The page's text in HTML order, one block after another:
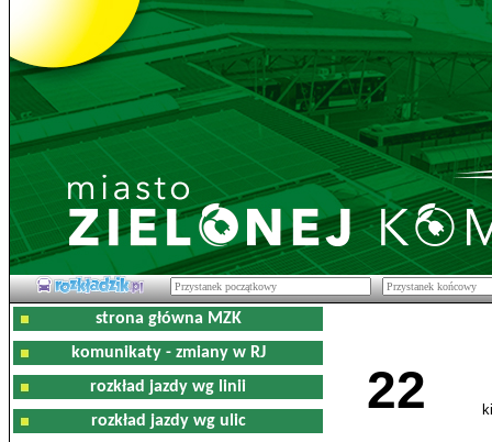
strona główna MZK
komunikaty - zmiany w RJ
rozkład jazdy wg linii
rozkład jazdy wg ulic
22